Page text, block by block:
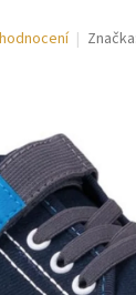
Značka: